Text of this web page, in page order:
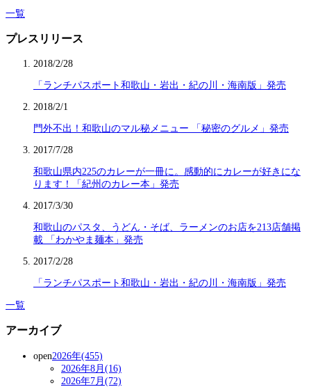
一覧
プレスリリース
2018/2/28
「ランチパスポート和歌山・岩出・紀の川・海南版」発売
2018/2/1
門外不出！和歌山のマル秘メニュー 「秘密のグルメ」発売
2017/7/28
和歌山県内225のカレーが一冊に。感動的にカレーが好きにな
ります！「紀州のカレー本」発売
2017/3/30
和歌山のパスタ、うどん・そば、ラーメンのお店を213店舗掲
載 「わかやま麺本」発売
2017/2/28
「ランチパスポート和歌山・岩出・紀の川・海南版」発売
一覧
アーカイブ
open2026年(455)
2026年8月(16)
2026年7月(72)